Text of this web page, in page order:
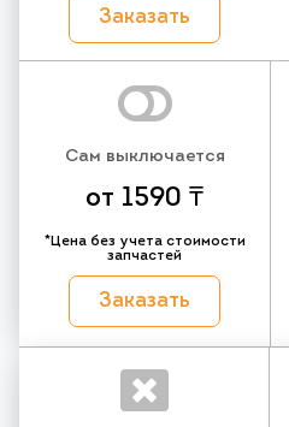
Заказать
Сам выключается
от 1590 ₸
*Цена без учета стоимости
запчастей
Заказать